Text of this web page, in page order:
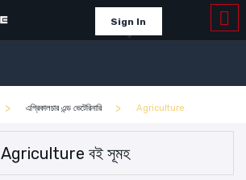
Sign In
এগ্রিকালচার এন্ড ভেটেরিনারি Agriculture
Agriculture বই সূমহ